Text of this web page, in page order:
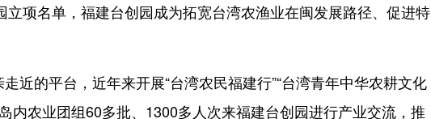
项名单，福建台创园成为拓宽台湾农渔业在闽发展路径、促进特
的平台，近年来开展“台湾农民福建行”“台湾青年中华农耕文化
内农业团组60多批、1300多人次来福建台创园进行产业交流，推